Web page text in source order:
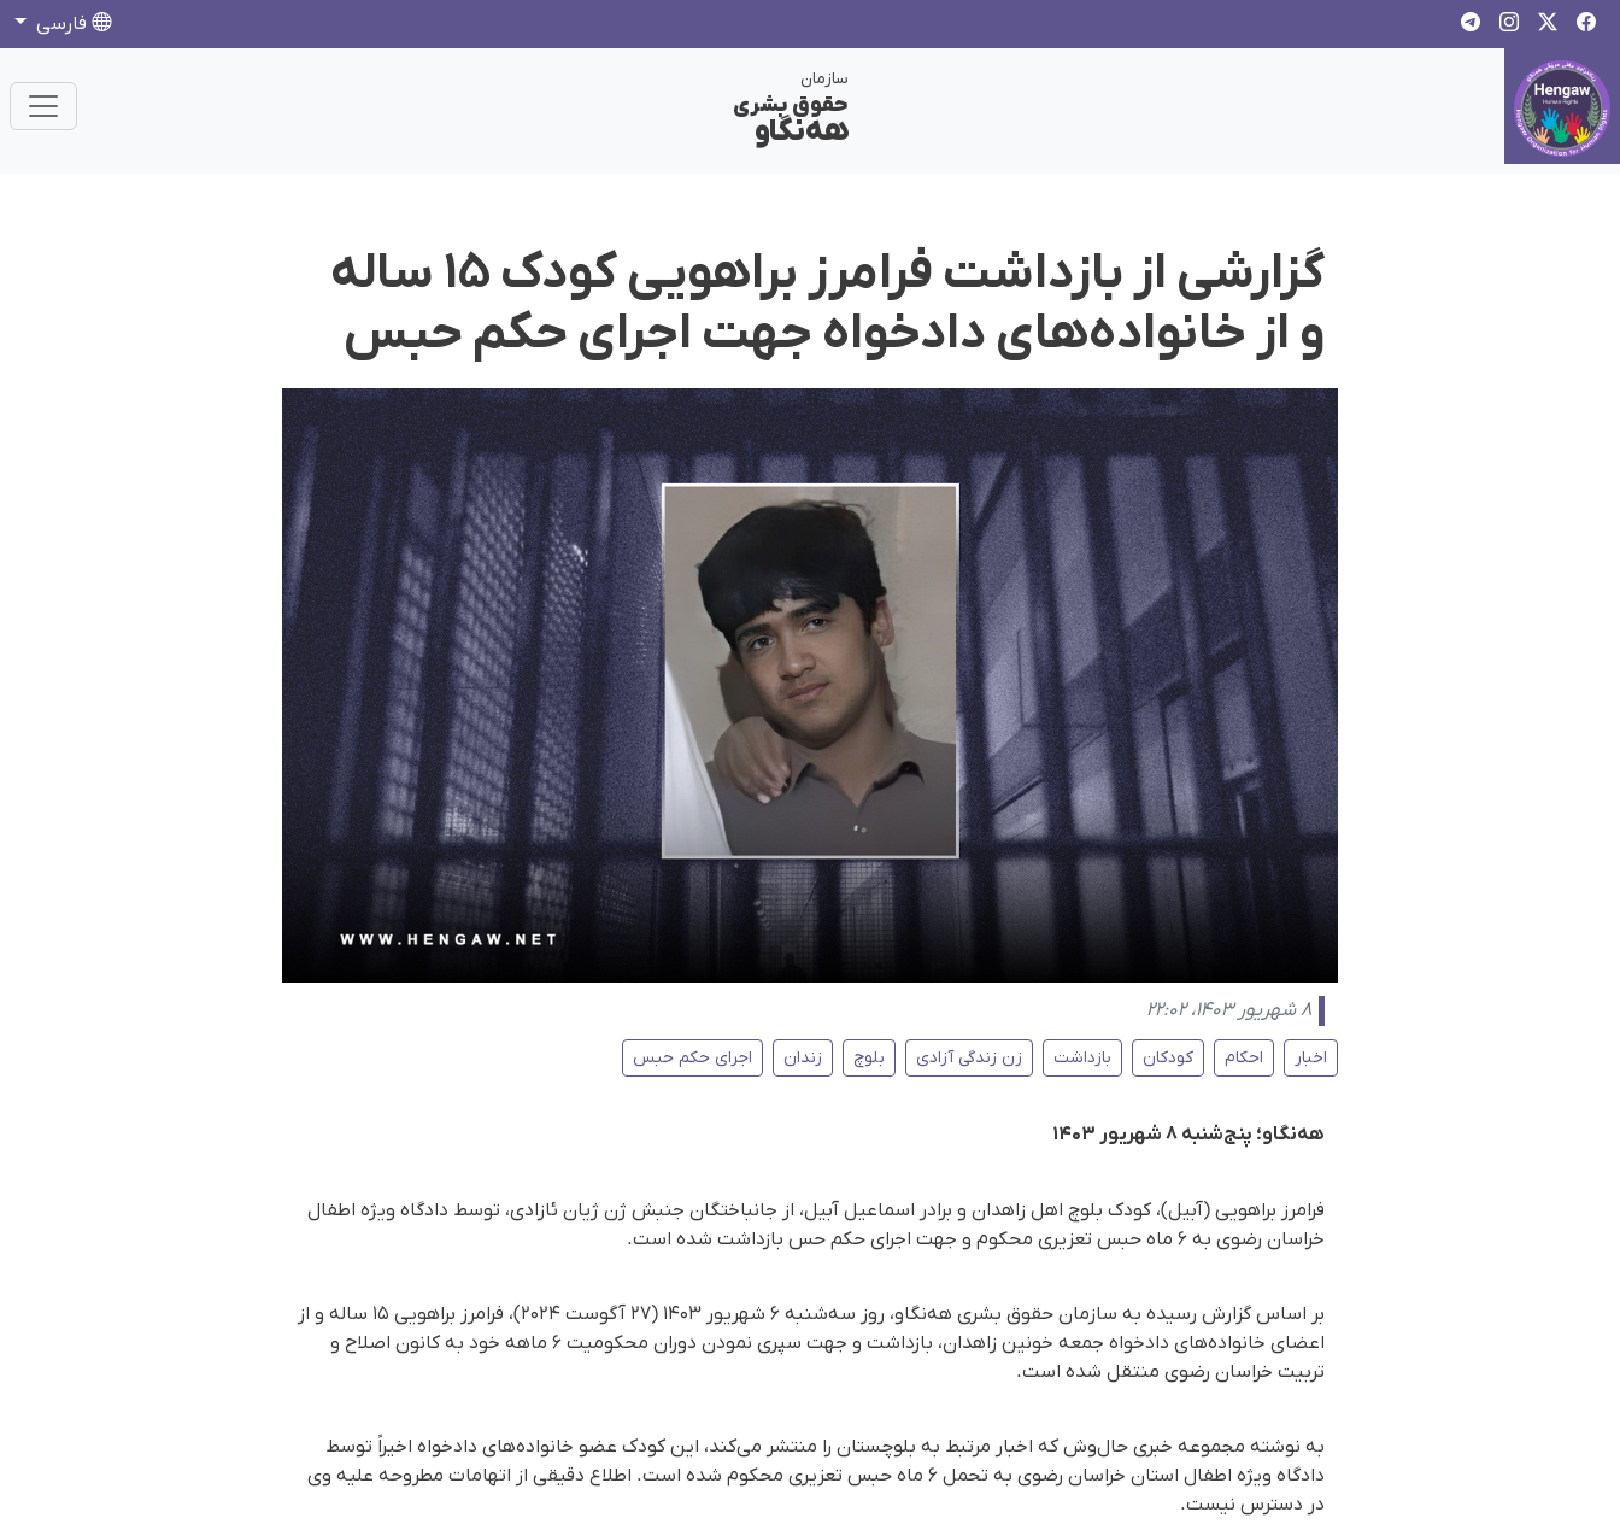
فارسی
سازمان
حقوق بشری
هەنگاو
گزارشی از بازداشت فرامرز براهویی کودک ۱۵ ساله
و از خانواده‌های دادخواه جهت اجرای حکم حبس
۸ شهریور ۱۴۰۳، ۲۲:۰۲
اخبار احکام کودکان بازداشت زن زندگی آزادی بلوچ زندان اجرای حکم حبس
هه‌نگاو؛ پنج‌شنبه ۸ شهریور ۱۴۰۳
فرامرز براهویی (آبیل)، کودک بلوچ اهل زاهدان و برادر اسماعیل آبیل، از جانباختگان جنبش ژن ژیان ئازادی، توسط دادگاه ویژه اطفال
خراسان رضوی به ۶ ماه حبس تعزیری محکوم و جهت اجرای حکم حس بازداشت شده است.
بر اساس گزارش رسیده به سازمان حقوق بشری هه‌نگاو، روز سه‌شنبه ۶ شهریور ۱۴۰۳ (۲۷ آگوست ۲۰۲۴)، فرامرز براهویی ۱۵ ساله و از
اعضای خانواده‌های دادخواه جمعه خونین زاهدان، بازداشت و جهت سپری نمودن دوران محکومیت ۶ ماهه خود به کانون اصلاح و
تربیت خراسان رضوی منتقل شده است.
به نوشته مجموعه خبری حال‌وش که اخبار مرتبط به بلوچستان را منتشر می‌کند، این کودک عضو خانواده‌های دادخواه اخیراً توسط
دادگاه ویژه اطفال استان خراسان رضوی به تحمل ۶ ماه حبس تعزیری محکوم شده است. اطلاع دقیقی از اتهامات مطروحه علیه وی
در دسترس نیست.